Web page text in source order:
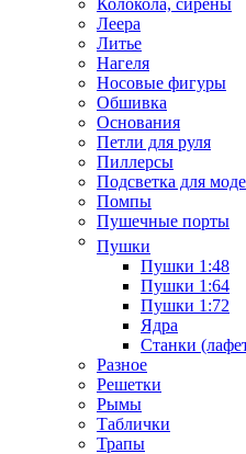
Колокола, сирены
Леера
Литье
Нагеля
Носовые фигуры
Обшивка
Основания
Петли для руля
Пиллерсы
Подсветка для
Помпы
Пушечные порты
Пушки
Пушки 1:48
Пушки 1:64
Пушки 1:72
Ядра
Станки
Разное
Решетки
Рымы
Таблички
Трапы